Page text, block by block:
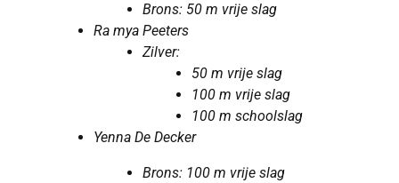
Brons: 50 m vrije slag
Ra mya Peeters
Zilver:
50 m vrije slag
100 m vrije slag
100 m schoolslag
Yenna De Decker
Brons: 100 m vrije slag